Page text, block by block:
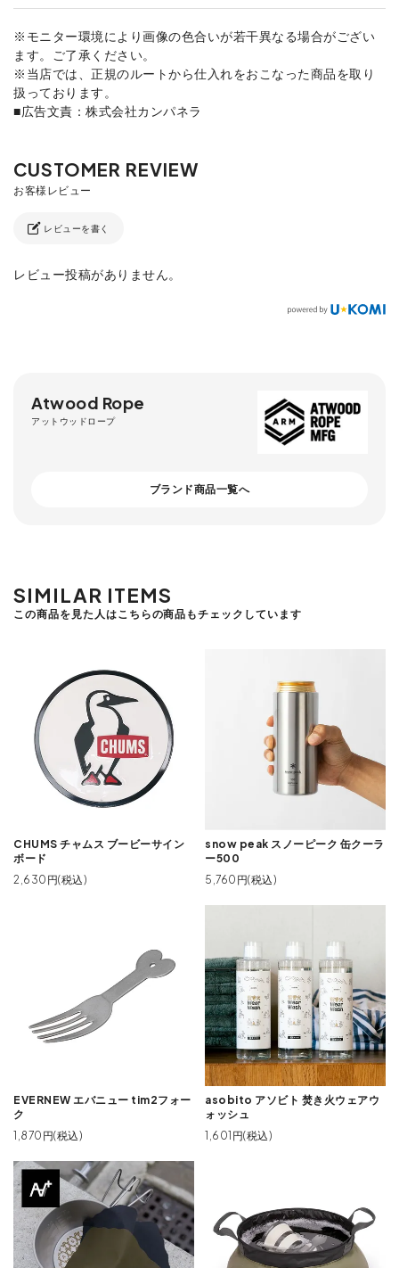
※モニター環境により画像の色合いが若干異なる場合がござい
ます。ご了承ください。
※当店では、正規のルートから仕入れをおこなった商品を取り
扱っております。
■広告文責：株式会社カンパネラ
レビューを書く
レビュー投稿がありません。
Atwood Rope
アットウッドロープ
ブランド商品一覧へ
SIMILAR ITEMS
この商品を見た人はこちらの商品もチェックしています
CHUMS チャムス ブービーサイン
ボード
2,630円(税込)
snow peak スノーピーク 缶クーラ
ー500
5,760円(税込)
EVERNEW エバニュー tim2フォー
ク
1,870円(税込)
asobito アソビト 焚き火ウェアウ
ォッシュ
1,601円(税込)